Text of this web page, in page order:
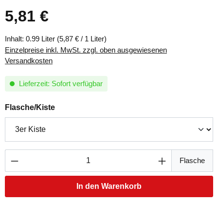
Regulärer Preis:
5,81 €
Inhalt: 0.99 Liter (5,87 € / 1 Liter)
Einzelpreise inkl. MwSt. zzgl. oben ausgewiesenen
Versandkosten
Lieferzeit: Sofort verfügbar
Flasche/Kisteauswählen
Produkt Anzahl: Gib den gewünschtenFlasche
In den Warenkorb